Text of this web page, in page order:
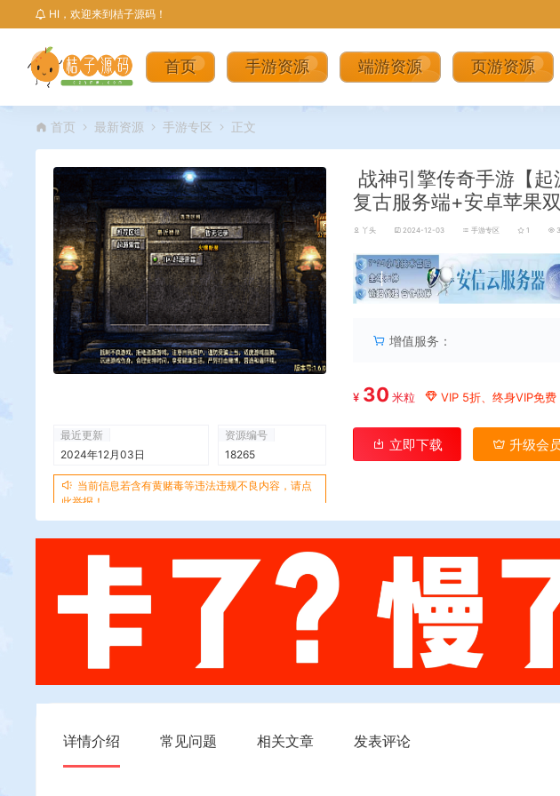
HI，欢迎来到桔子源码！
首页 手游资源 端游资源 页游资源
首页 最新资源 手游专区 正文
最近更新
2024年12月03日
资源编号
18265
当前信息若含有黄赌毒等违法违规不良内容，请点
此举报！
战神引擎传奇手游【
复古服务端+安卓苹果
丫头 2024-12-03 手游专区 1
丨
增值服务：
¥ 30 米粒 VIP 5折、终身VIP免费
立即下载 升级会
详情介绍 常见问题 相关文章 发表评论